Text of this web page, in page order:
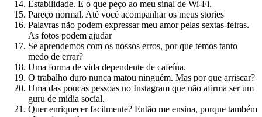
Estabilidade. É o que peço ao meu sinal de Wi-Fi.
Pareço normal. Até você acompanhar os meus stories
Palavras não podem expressar meu amor pelas sextas-feiras.
As fotos podem ajudar
Se aprendemos com os nossos erros, por que temos tanto
medo de errar?
Uma forma de vida dependente de cafeína.
O trabalho duro nunca matou ninguém. Mas por que arriscar?
Uma das poucas pessoas no Instagram que não afirma ser um
guru de mídia social.
Quer enriquecer facilmente? Então me ensina, porque também